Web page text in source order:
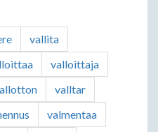
vallita
valloittaja
valltar
valmentaa